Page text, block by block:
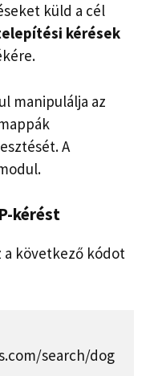
küld a cél
kérések
manipulálja az
A
kérést
a következő kódot
search/dog